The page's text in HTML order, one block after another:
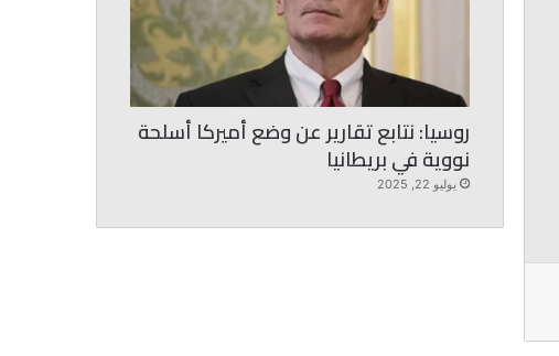
روسيا: نتابع تقارير عن وضع أميركا أسلحة
نووية في بريطانيا
يوليو 22, 2025